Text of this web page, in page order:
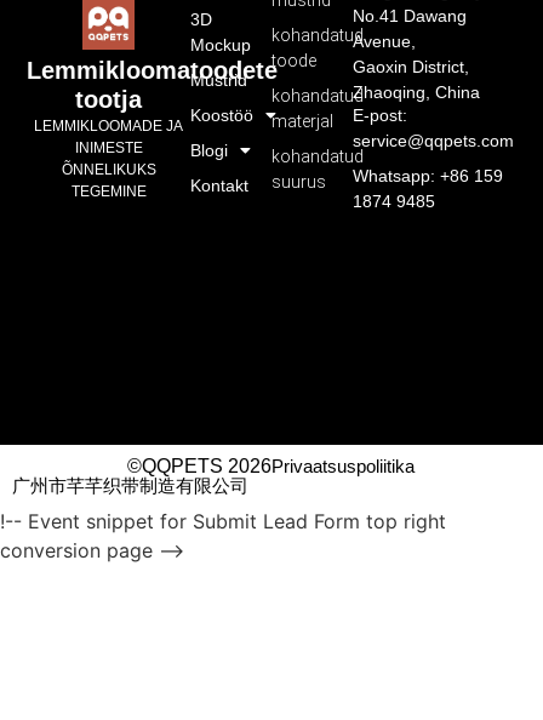
Lemmikloomatoodete
tootja
LEMMIKLOOMADE JA
INIMESTE
ÕNNELIKUKS
TEGEMINE
kohandatud
toode
kohandatud
materjal
kohandatud
suurus
3D
Mockup
Mustrid
Koostöö
Blogi
Kontakt
No.41 Dawang
Avenue,
Gaoxin District,
Zhaoqing, China
E-post:
service@qqpets.com
Whatsapp: +86 159
1874 9485
©QQPETS 2026Privaatsuspoliitika
广州市芊芊织带制造有限公司
!-- Event snippet for Submit Lead Form top right
conversion page -->